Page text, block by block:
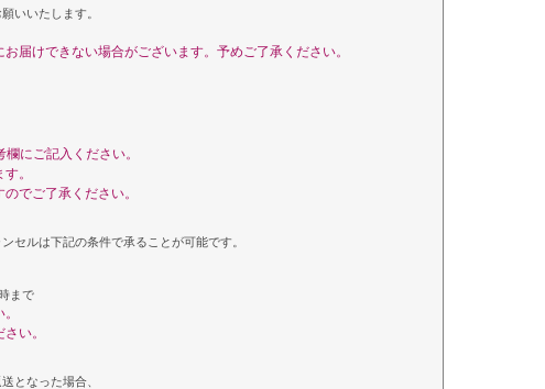
いいたします。
届けできない場合がございます。予めご了承ください。
にご記入ください。
。
でご了承ください。
セルは下記の条件で承ることが可能です。
まで
い。
となった場合、